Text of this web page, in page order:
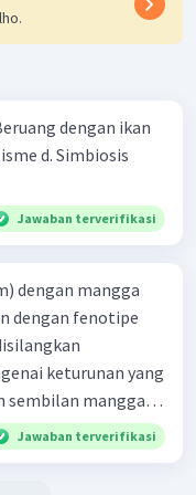
dengan ikan
d. Simbiosis
Jawaban terverifikasi
dengan mangga
dengan fenotipe
keturunan yang
Jawaban terverifikasi